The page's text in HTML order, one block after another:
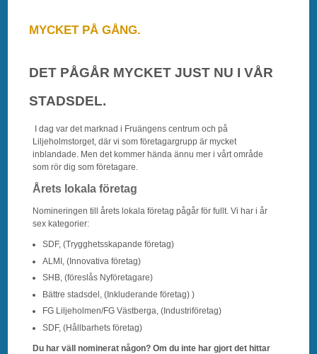
MYCKET PÅ GÅNG.
DET PÅGÅR MYCKET JUST NU I VÅR
STADSDEL.
I dag var det marknad i Fruängens centrum och på
Liljeholmstorget, där vi som företagargrupp är mycket
inblandade. Men det kommer hända ännu mer i vårt område
som rör dig som företagare.
Årets lokala företag
Nomineringen till årets lokala företag pågår för fullt. Vi har i år
sex kategorier:
SDF, (Trygghetsskapande företag)
ALMI, (Innovativa företag)
SHB, (föreslås Nyföretagare)
Bättre stadsdel, (Inkluderande företag) )
FG Liljeholmen/FG Västberga, (Industriföretag)
SDF, (Hållbarhets företag)
Du har väll nominerat någon? Om du inte har gjort det hittar